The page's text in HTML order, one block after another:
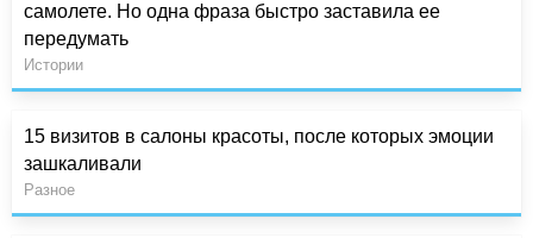
самолете. Но одна фраза быстро заставила ее
передумать
Истории
15 визитов в салоны красоты, после которых эмоции
зашкаливали
Разное